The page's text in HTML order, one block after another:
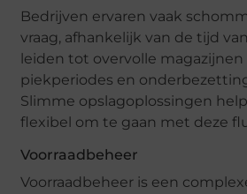
Bedrijven ervaren vaak
vraag, afhankelijk van de tijd
leiden tot overvolle
piekperiodes en
Slimme opslagoplossingen
flexibel om te gaan met deze
Voorraadbeheer
Voorraadbeheer is een